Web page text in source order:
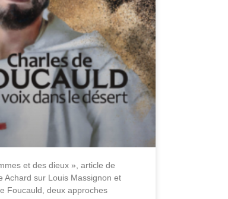
et des dieux », article de
Achard sur Louis Massignon et
Foucauld, deux approches